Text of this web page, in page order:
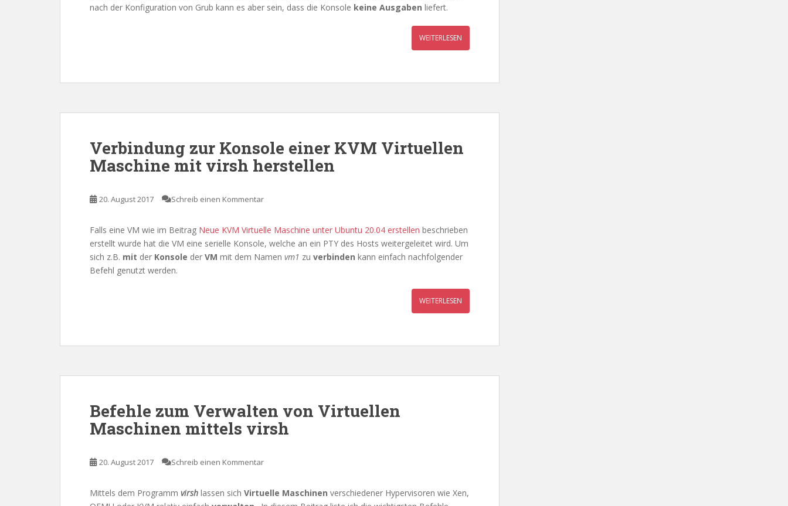
nach der Konfiguration von Grub kann es aber sein, dass die Konsole keine Ausgaben liefert.
WEITERLESEN
Verbindung zur Konsole einer KVM Virtuellen
Maschine mit virsh herstellen
20. August 2017 Schreib einen Kommentar
Falls eine VM wie im Beitrag Neue KVM Virtuelle Maschine unter Ubuntu 20.04 erstellen beschrieben
erstellt wurde hat die VM eine serielle Konsole, welche an ein PTY des Hosts weitergeleitet wird. Um
sich z.B. mit der Konsole der VM mit dem Namen vm1 zu verbinden kann einfach nachfolgender
Befehl genutzt werden.
WEITERLESEN
Befehle zum Verwalten von Virtuellen
Maschinen mittels virsh
20. August 2017 Schreib einen Kommentar
Mittels dem Programm virsh lassen sich Virtuelle Maschinen verschiedener Hypervisoren wie Xen,